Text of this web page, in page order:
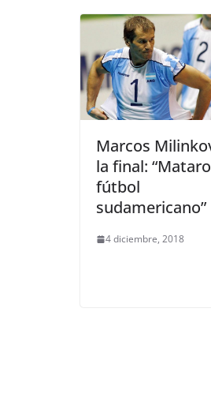
Marcos
la final:
fútbol
sudamericano”
4 diciembre, 2018